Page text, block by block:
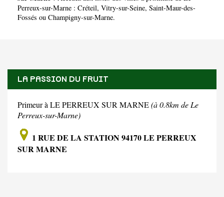
Perreux-sur-Marne : Créteil, Vitry-sur-Seine, Saint-Maur-des-
Fossés ou Champigny-sur-Marne.
LA PASSION DU FRUIT
Primeur à LE PERREUX SUR MARNE(à 0.8km de Le
Perreux-sur-Marne)
1 RUE DE LA STATION 94170 LE PERREUX
SUR MARNE